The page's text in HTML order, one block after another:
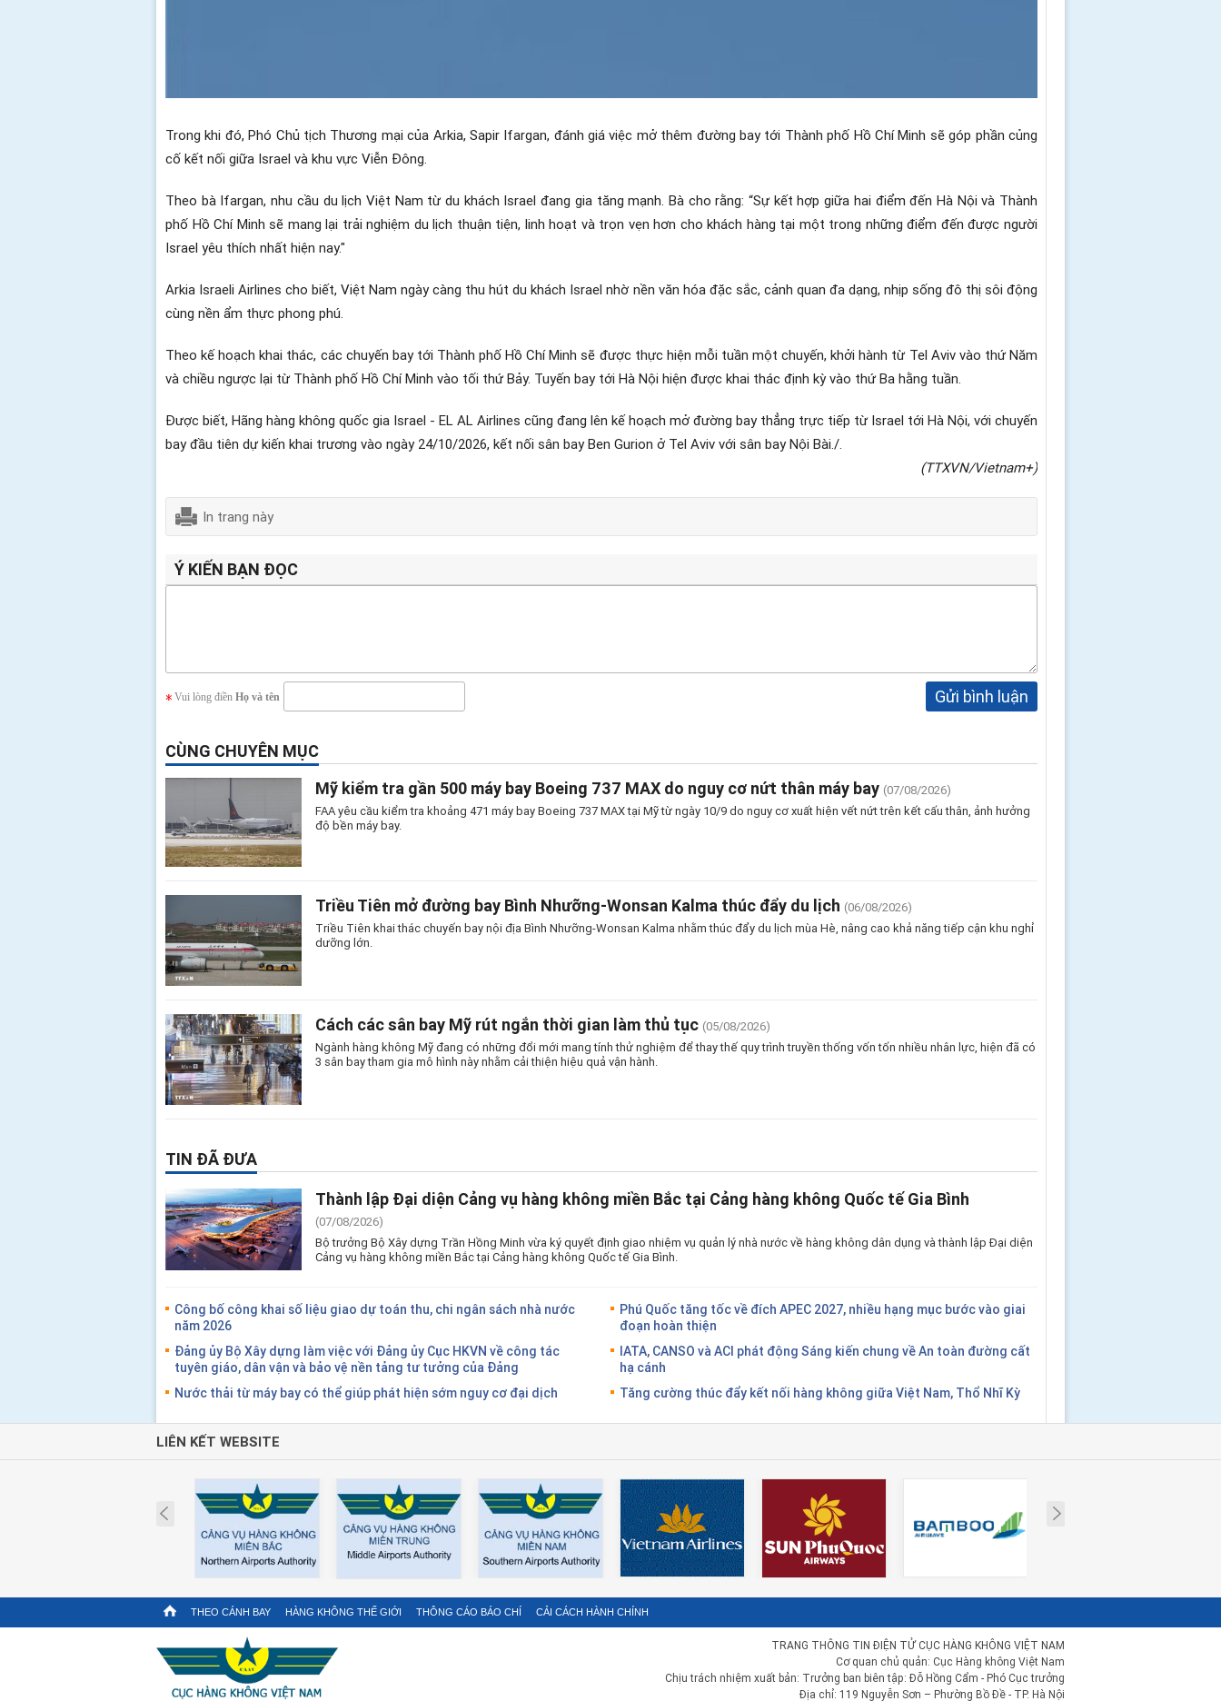
Trong khi đó, Phó Chủ tịch Thương mại của Arkia, Sapir Ifargan, đánh giá việc mở thêm đường bay tới Thành phố Hồ Chí Minh sẽ góp phần củng
cố kết nối giữa Israel và khu vực Viễn Đông.
Theo bà Ifargan, nhu cầu du lịch Việt Nam từ du khách Israel đang gia tăng mạnh. Bà cho rằng: “Sự kết hợp giữa hai điểm đến Hà Nội và Thành
phố Hồ Chí Minh sẽ mang lại trải nghiệm du lịch thuận tiện, linh hoạt và trọn vẹn hơn cho khách hàng tại một trong những điểm đến được người
Israel yêu thích nhất hiện nay."
Arkia Israeli Airlines cho biết, Việt Nam ngày càng thu hút du khách Israel nhờ nền văn hóa đặc sắc, cảnh quan đa dạng, nhịp sống đô thị sôi động
cùng nền ẩm thực phong phú.
Theo kế hoạch khai thác, các chuyến bay tới Thành phố Hồ Chí Minh sẽ được thực hiện mỗi tuần một chuyến, khởi hành từ Tel Aviv vào thứ Năm
và chiều ngược lại từ Thành phố Hồ Chí Minh vào tối thứ Bảy. Tuyến bay tới Hà Nội hiện được khai thác định kỳ vào thứ Ba hằng tuần.
Được biết, Hãng hàng không quốc gia Israel - EL AL Airlines cũng đang lên kế hoạch mở đường bay thẳng trực tiếp từ Israel tới Hà Nội, với chuyến
bay đầu tiên dự kiến khai trương vào ngày 24/10/2026, kết nối sân bay Ben Gurion ở Tel Aviv với sân bay Nội Bài./.
(TTXVN/Vietnam+)
In trang này
Ý KIẾN BẠN ĐỌC
Vui lòng điền Họ và tên Gửi bình luận
CÙNG CHUYÊN MỤC
Mỹ kiểm tra gần 500 máy bay Boeing 737 MAX do nguy cơ nứt thân máy bay (07/08/2026)
FAA yêu cầu kiểm tra khoảng 471 máy bay Boeing 737 MAX tại Mỹ từ ngày 10/9 do nguy cơ xuất hiện vết nứt trên kết cấu thân, ảnh hưởng
độ bền máy bay.
Triều Tiên mở đường bay Bình Nhưỡng-Wonsan Kalma thúc đẩy du lịch (06/08/2026)
Triều Tiên khai thác chuyến bay nội địa Bình Nhưỡng-Wonsan Kalma nhằm thúc đẩy du lịch mùa Hè, nâng cao khả năng tiếp cận khu nghỉ
dưỡng lớn.
Cách các sân bay Mỹ rút ngắn thời gian làm thủ tục (05/08/2026)
Ngành hàng không Mỹ đang có những đổi mới mang tính thử nghiệm để thay thế quy trình truyền thống vốn tốn nhiều nhân lực, hiện đã có
3 sân bay tham gia mô hình này nhằm cải thiện hiệu quả vận hành.
TIN ĐÃ ĐƯA
Thành lập Đại diện Cảng vụ hàng không miền Bắc tại Cảng hàng không Quốc tế Gia Bình
(07/08/2026)
Bộ trưởng Bộ Xây dựng Trần Hồng Minh vừa ký quyết định giao nhiệm vụ quản lý nhà nước về hàng không dân dụng và thành lập Đại diện
Cảng vụ hàng không miền Bắc tại Cảng hàng không Quốc tế Gia Bình.
Công bố công khai số liệu giao dự toán thu, chi ngân sách nhà nước
năm 2026
Đảng ủy Bộ Xây dựng làm việc với Đảng ủy Cục HKVN về công tác
tuyên giáo, dân vận và bảo vệ nền tảng tư tưởng của Đảng
Nước thải từ máy bay có thể giúp phát hiện sớm nguy cơ đại dịch
Phú Quốc tăng tốc về đích APEC 2027, nhiều hạng mục bước vào giai
đoạn hoàn thiện
IATA, CANSO và ACI phát động Sáng kiến chung về An toàn đường cất
hạ cánh
Tăng cường thúc đẩy kết nối hàng không giữa Việt Nam, Thổ Nhĩ Kỳ
LIÊN KẾT WEBSITE
Prev
THEO CÁNH BAY HÀNG KHÔNG THẾ GIỚI THÔNG CÁO BÁO CHÍ CẢI CÁCH HÀNH CHÍNH
TRANG THÔNG TIN ĐIỆN TỬ CỤC HÀNG KHÔNG VIỆT NAM
Cơ quan chủ quản: Cục Hàng không Việt Nam
Chịu trách nhiệm xuất bản: Trưởng ban biên tập: Đỗ Hồng Cẩm - Phó Cục trưởng
Địa chỉ: 119 Nguyễn Sơn – Phường Bồ Đề - TP. Hà Nội